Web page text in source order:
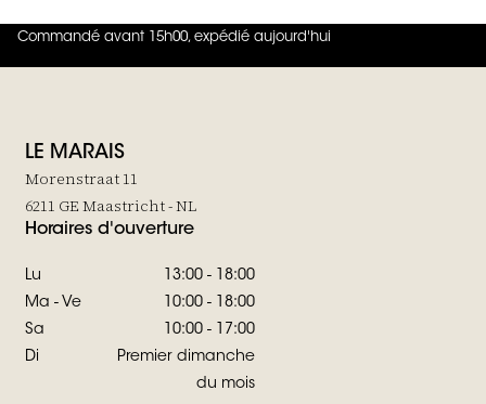
Commandé avant 15h00, expédié aujourd'hui
4.8 sur 5 ( 42 Avis)
LE MARAIS
Morenstraat 11
6211 GE Maastricht - NL
Horaires d'ouverture
Lu
13:00 - 18:00
Ma - Ve
10:00 - 18:00
Sa
10:00 - 17:00
Di
Premier dimanche
du mois